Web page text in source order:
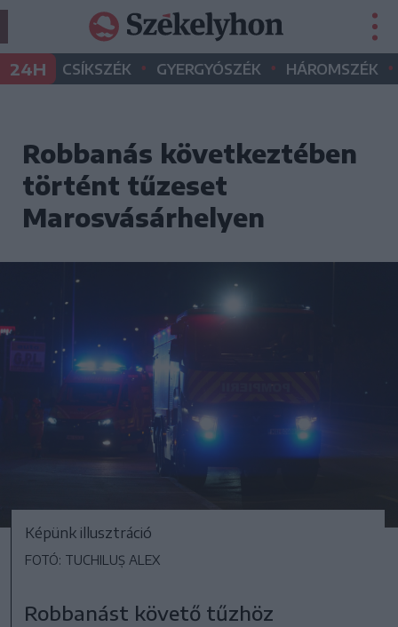
24H CSÍKSZÉK • GYERGYÓSZÉK • HÁROMSZÉK •
Robbanás következtében
történt tűzeset
Marosvásárhelyen
Képünk illusztráció
FOTÓ: TUCHILUȘ ALEX
Robbanást követő tűzhöz